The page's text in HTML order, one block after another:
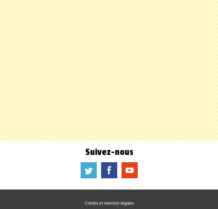
Suivez-nous
a b f
Crédits et mention légales